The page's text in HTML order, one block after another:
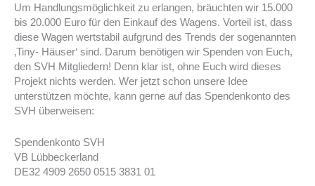
Um Handlungsmöglichkeit zu erlangen, bräuchten wir 15.000
bis 20.000 Euro für den Einkauf des Wagens. Vorteil ist, dass
diese Wagen wertstabil aufgrund des Trends der sogenannten
‚Tiny- Häuser‘ sind. Darum benötigen wir Spenden von Euch,
den SVH Mitgliedern! Denn klar ist, ohne Euch wird dieses
Projekt nichts werden. Wer jetzt schon unsere Idee
unterstützen möchte, kann gerne auf das Spendenkonto des
SVH überweisen:
Spendenkonto SVH
VB Lübbeckerland
DE32 4909 2650 0515 3831 01